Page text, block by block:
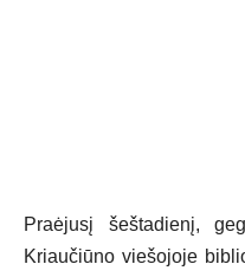
Praėjusį šeštadienį,
Kriaučiūno viešojoje